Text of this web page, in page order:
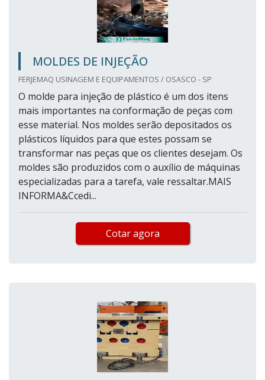
MOLDES DE INJEÇÃO
FERJEMAQ USINAGEM E EQUIPAMENTOS / OSASCO - SP
O molde para injeção de plástico é um dos itens
mais importantes na conformação de peças com
esse material. Nos moldes serão depositados os
plásticos líquidos para que estes possam se
transformar nas peças que os clientes desejam. Os
moldes são produzidos com o auxílio de máquinas
especializadas para a tarefa, vale ressaltar.MAIS
INFORMA&Ccedi...
Cotar agora